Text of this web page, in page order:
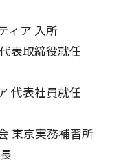
ィア 入所
表取締役就任
代表社員就任
東京実務補習所